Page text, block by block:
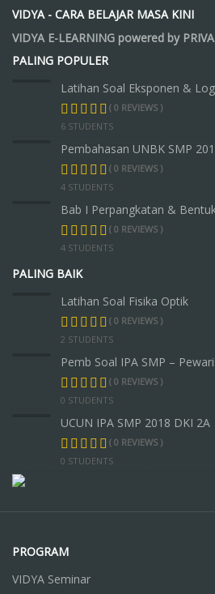
VIDYA - CARA BELAJAR MASA KINI
VIDYA E-LEARNING powered by
PALING POPULER
Latihan Soal Eksponen &
( 0 REVIEWS )
6 STUDENTS
Pembahasan UNBK SMP
( 0 REVIEWS )
4 STUDENTS
Bab I Perpangkatan &
( 0 REVIEWS )
4 STUDENTS
PALING BAIK
Latihan Soal Fisika Optik
( 0 REVIEWS )
2 STUDENTS
Pemb Soal IPA SMP –
( 0 REVIEWS )
0 STUDENTS
UCUN IPA SMP 2018 DKI 2A
( 0 REVIEWS )
0 STUDENTS
PROGRAM
VIDYA Seminar